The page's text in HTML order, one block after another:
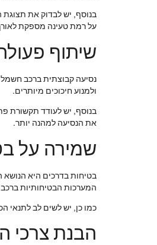
בנוסף, יש לבדוק את
על רמת טעינה מספקת
שיתוף
נסיעה קבוצתית ברכב
ולמנוע חיכוכים מיותרים.
בנוסף, יש לעודד תקשורת
את הנסיעה למהנה יותר.
שמירה על
בטיחות בדרכים היא הנושא
המערכות הבטיחותיות ברכב
כמו כן, יש לשים לב לתנאי
הבנת צרכי